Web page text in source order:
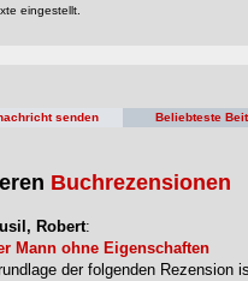
eingestellt.
senden Beliebteste
Buchrezensionen
Robert:
Mann ohne Eigenschaften
der folgenden Rezension